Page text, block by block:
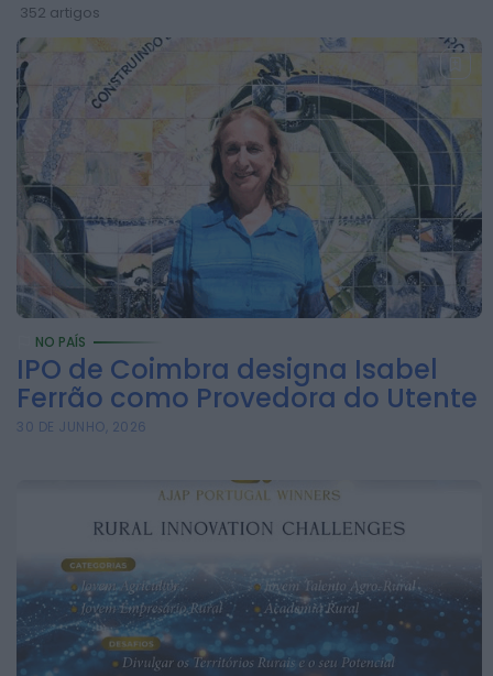
Festival “Do Mar à
Terra” em...
ONTEM, 21:15
Notícias de Águeda
Paulo Lino volta a
conquistar o mundo:
judoca da CERCIAG
sagra-se Campeão...
ONTEM, 19:31
Notícias de Águeda
Valonguense vai
disputar a Liga
ONTEM, 18:09
Nasce a Associação
Atlética de Águeda
para relançar o
andebol masculino
352 artigos
NO PAÍS
IPO de Coimbra designa Isabel
Ferrão como Provedora do Utente
30 DE JUNHO, 2026